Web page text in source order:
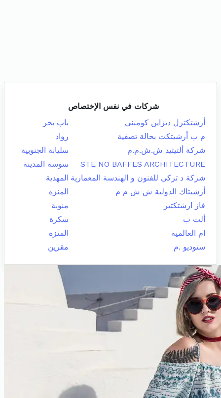
شركات في نفس الإختصاص
أرشتكترل ديزاين كومبني
باب بحر
م ب أرشيتكت بحالة تصفية
رواد
شركة ألتيتيد ش.ش.م.م
سليانة الجنوبية
STE NO BAFFES ARCHITECTURE
سوسة المدينة
شركة د تركي للفنون و الهندسة المعمارية المهدية
أرشيتاك الدولية ش ش م م
المنزه
فاز ارشتكتير
منوبة
ألت ب
سكرة
ام العالمية
المنزه
ستوديو .م
مقرين